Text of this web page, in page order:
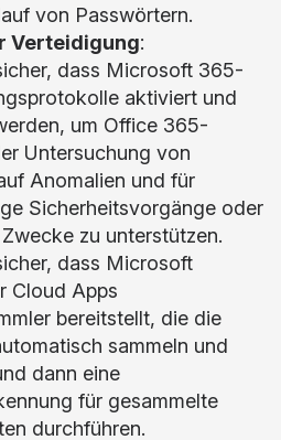
von Passwörtern.
Verteidigung:
dass Microsoft 365-
aktiviert und
um Office 365-
Untersuchung von
Anomalien und für
Sicherheitsvorgänge oder
zu unterstützen.
dass Microsoft
Cloud Apps
bereitstellt, die die
sammeln und
dann eine
für gesammelte
durchführen.